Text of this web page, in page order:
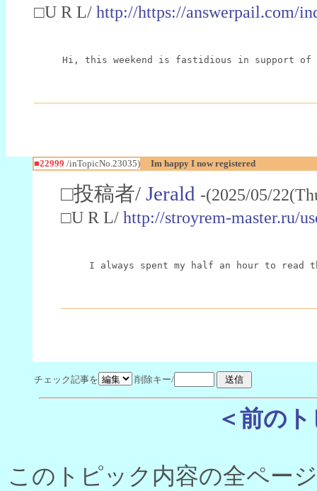
□U R L/ http://https://answerpail.com/
Hi, this weekend is fastidious in support of
■22999 /inTopicNo.23035) Im happy I now registered
□投稿者/ Jerald -(2025/05/
□U R L/ http://stroyrem-master.ru/
I always spent my half an hour to
チェック記事を 削除キー/
＜前の
このトピック内容の全ペー